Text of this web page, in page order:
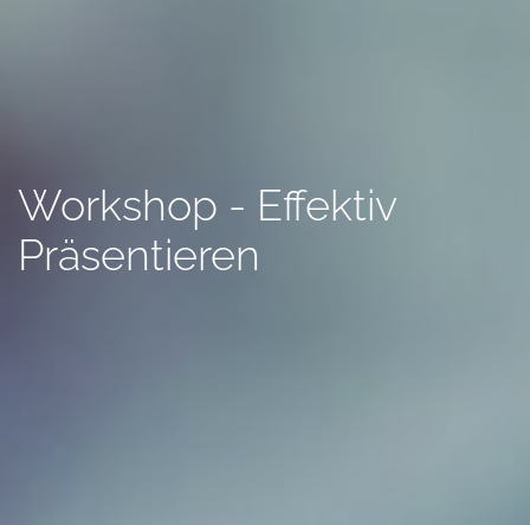
Workshop - Effektiv
Präsentieren